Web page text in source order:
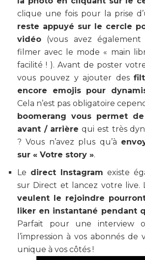
clique une fois pour la prise
reste appuyé sur le cercle
vidéo (vous avez
filmer avec le mode « main
facilité ! ). Avant de poster
vous pouvez y ajouter des
encore emojis pour
Cela n’est pas obligatoire
boomerang vous permet
avant / arrière qui est très
? Vous n’avez plus qu’à
sur « Votre story ».
Le direct Instagram existe
sur Direct et lancez votre live.
veulent le rejoindre
liker en instantané pendant
Parfait pour une interview
l’impression à vos abonnés
unique à vos côtés !